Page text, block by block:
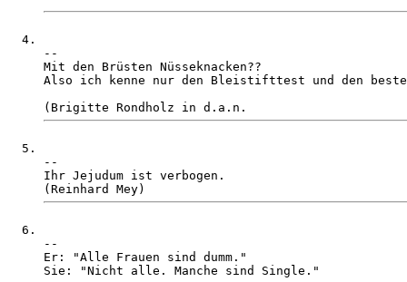
--
Mit den Brüsten Nüsseknacken??
Also ich kenne nur den Bleistifttest und den
--
Ihr Jejudum ist verbogen.
--
Er: "Alle Frauen sind dumm."